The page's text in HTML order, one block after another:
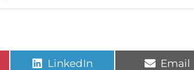
LinkedIn Email